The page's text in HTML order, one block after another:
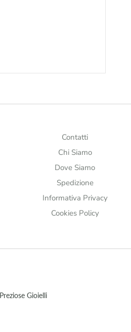
Contatti
Chi Siamo
Dove Siamo
Spedizione
Informativa Privacy
Cookies Policy
Gioielli